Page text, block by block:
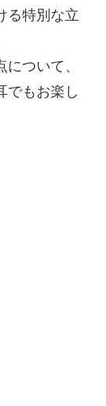
る特別な立
ついて、
でもお楽し